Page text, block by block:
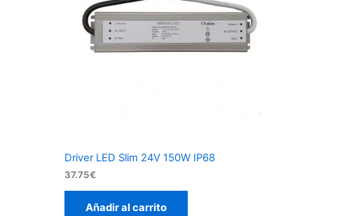
Driver LED Slim 24V 150W IP68
37.75€
Añadir al carrito